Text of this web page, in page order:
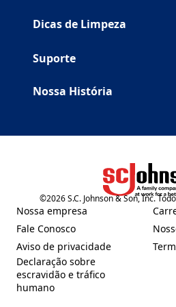
Dicas de Limpeza
Suporte
Nossa História
(Opens in a
©2026S.C. Johnson & Son, Inc.
Nossa empresa
(Opens in a new tab)
Fale Conosco
(Opens in a new tab)
Aviso de privacidade
(Opens in a new tab)
Declaração sobre
escravidão e tráfico
humano
(Opens in a new tab)